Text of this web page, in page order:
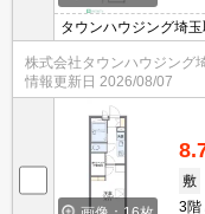
タウンハウジング埼
できます・オンライ
株式会社タウンハウジング
情報更新日 2026/08/07
敷
3階